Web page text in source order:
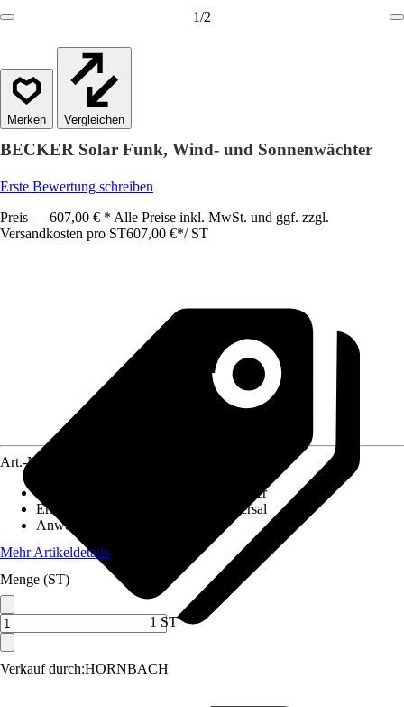
1/2
Vergleichen
BECKER Solar Funk, Wind- und Sonnenwächter
Erste Bewertung schreiben
Preis — 607,00 € * Alle Preise inkl. MwSt. und ggf. zzgl.
Versandkosten pro ST607,00 €*/ ST
Verkauf durch:HORNBACH
Art.-Nr.
Sonnensensor, Windmesser
Ersatzteil/Zubehör für Modell
Universal
Anwendungsbereich
Mehr Artikeldetails
Menge (ST)
1 ST